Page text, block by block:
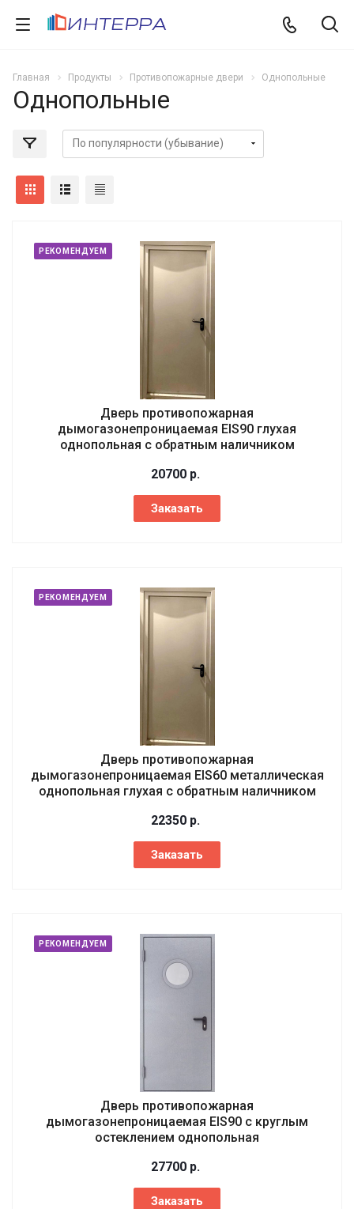
Главная Продукты Противопожарные двери Однопольные
Однопольные
РЕКОМЕНДУЕМ
Дверь противопожарная
дымогазонепроницаемая EIS90 глухая
однопольная с обратным наличником
20700 р.
Заказать
РЕКОМЕНДУЕМ
Дверь противопожарная
дымогазонепроницаемая EIS60 металлическая
однопольная глухая с обратным наличником
22350 р.
Заказать
РЕКОМЕНДУЕМ
Дверь противопожарная
дымогазонепроницаемая EIS90 с круглым
остеклением однопольная
27700 р.
Заказать